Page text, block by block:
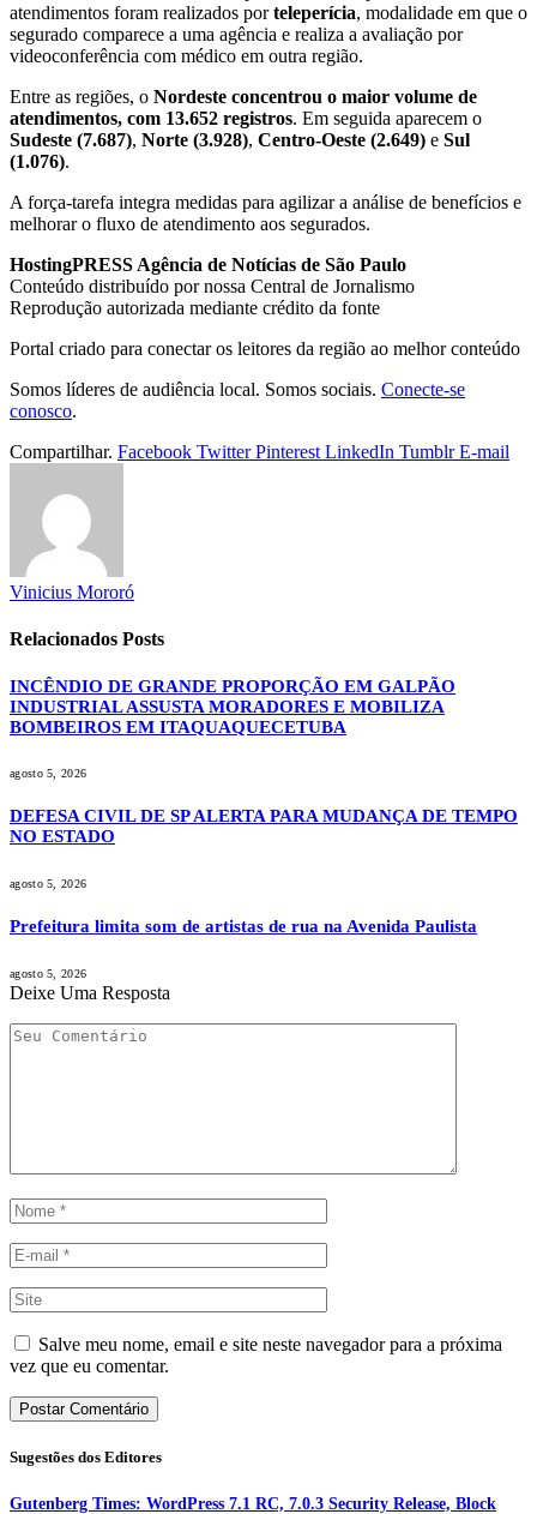
atendimentos foram realizados porteleperícia, modalidade em que o
segurado comparece a uma agência e realiza a avaliação por
videoconferência com médico em outra região.
Entre as regiões, o Nordeste concentrou o maior volume de
atendimentos, com 13.652 registros. Em seguida aparecem o
Sudeste (7.687), Norte (3.928), Centro-Oeste (2.649) e Sul
(1.076).
A força-tarefa integra medidas para agilizar a análise de benefícios e
melhorar o fluxo de atendimento aos segurados.
HostingPRESS Agência de Notícias de São Paulo
Conteúdo distribuído por nossa Central de Jornalismo
Reprodução autorizada mediante crédito da fonte
Portal criado para conectar os leitores da região ao melhor conteúdo
Somos líderes de audiência local. Somos sociais. Conecte-se
conosco.
Compartilhar. Facebook Twitter Pinterest LinkedIn Tumblr E-mail
Vinicius Mororó
Relacionados Posts
INCÊNDIO DE GRANDE PROPORÇÃO EM GALPÃO
INDUSTRIAL ASSUSTA MORADORES E MOBILIZA
BOMBEIROS EM ITAQUAQUECETUBA
agosto 5, 2026
DEFESA CIVIL DE SP ALERTA PARA MUDANÇA DE TEMPO
NO ESTADO
agosto 5, 2026
Prefeitura limita som de artistas de rua na Avenida Paulista
agosto 5, 2026
Deixe Uma Resposta
Salve meu nome, email e site neste navegador para a próxima
vez que eu comentar.
Sugestões dos Editores
Gutenberg Times: WordPress 7.1 RC, 7.0.3 Security Release, Block